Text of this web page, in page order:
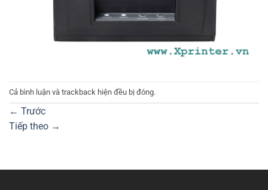
Cả bình luận và trackback hiện đều bị đóng.
← Trước
Tiếp theo →